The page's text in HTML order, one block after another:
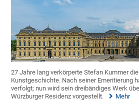
27 Jahre lang verkörperte Stefan Kummer
Kunstgeschichte. Nach seiner Emeritierung
verfolgt; nun wird sein dreibändiges Werk
Würzburger Residenz vorgestellt.
Mehr